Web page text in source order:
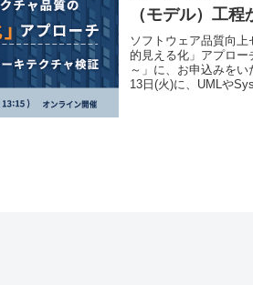
（モデル）工
しました
ソフトウェア品質向
的見える化」アプロ
～」に、お申込みを
13日(火)に、UMLや